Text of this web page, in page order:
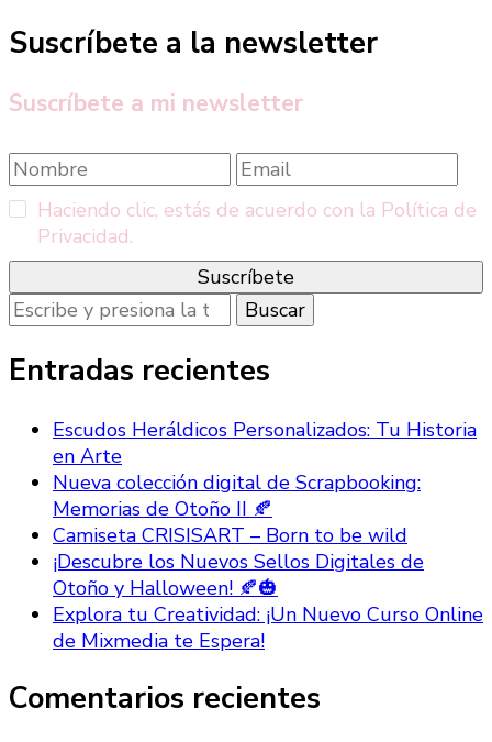
Suscríbete a la newsletter
Suscríbete a mi newsletter
Haciendo clic, estás de acuerdo con la Política de
Privacidad.
¿Buscas
algo?
Entradas recientes
Escudos Heráldicos Personalizados: Tu Historia
en Arte
Nueva colección digital de Scrapbooking:
Memorias de Otoño II 🍂
Camiseta CRISISART – Born to be wild
¡Descubre los Nuevos Sellos Digitales de
Otoño y Halloween! 🍂🎃
Explora tu Creatividad: ¡Un Nuevo Curso Online
de Mixmedia te Espera!
Comentarios recientes